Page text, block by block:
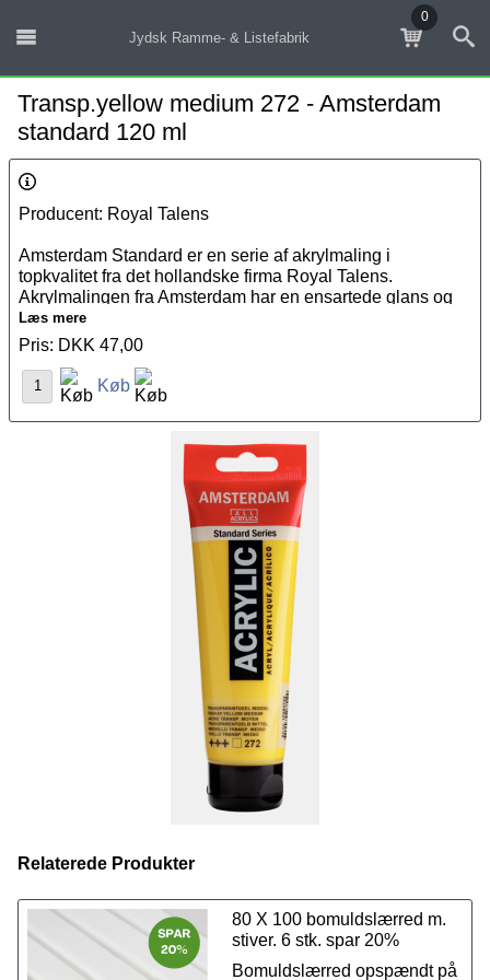
Jydsk Ramme- & Listefabrik
0
Transp.yellow medium 272 - Amsterdam
standard 120 ml
Producent: Royal Talens
Amsterdam Standard er en serie af akrylmaling i
topkvalitet fra det hollandske firma Royal Talens.
Akrylmalingen fra Amsterdam har en ensartede glans og
er eksterm holdbar og fleksibel, hvilket gør malingen ideel
til brug på flere overflader. Akrylmalingen kan fortyndes
næsten helt lugtfri, hvilket gør den behagelig at arbejde
med.
Det unikke ved Amsterdam Standard serien er, at den let
kan kombineres med de andre akryl farver fra Amsterdam
spraymalingen. Farvekoderne er ens på
tværs af de forskellige produkter, så du kan udforske dine
kreative evner ved at bruge forskellige teknikker, samtidig
med at du kan anvende præcis de samme farver fra
Vi tilbyder et udvalg på 70 fantastiske farver i størrelsen
120 ml. Du har også mulighed for at købe
Standard akrylmaling i 500 ml lige her.
Læs mere
Pris: DKK 47,00
Køb
Relaterede Produkter
80 X 100 bomuldslærred m.
stiver. 6 stk. spar 20%
Bomuldslærred opspændt på